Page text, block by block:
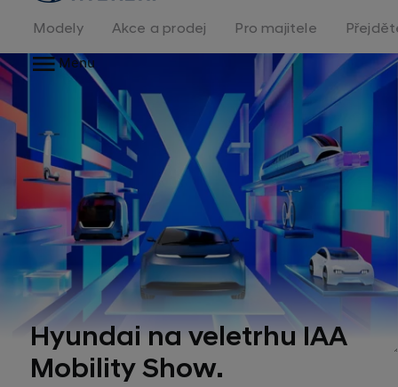
na
homepage
Modely Akce a prodej Pro majitele
Menu
Hyundai na veletrhu IAA
Mobility Show.